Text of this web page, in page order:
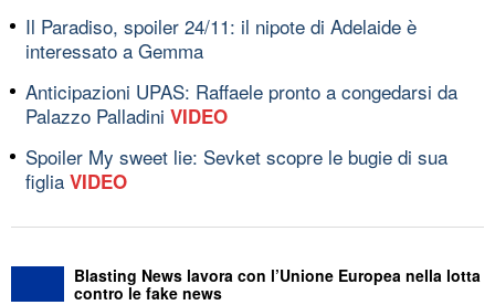
Il Paradiso, spoiler 24/11: il nipote di Adelaide è
interessato a Gemma
Anticipazioni UPAS: Raffaele pronto a congedarsi da
Palazzo Palladini VIDEO
Spoiler My sweet lie: Sevket scopre le bugie di sua
figlia VIDEO
Blasting News lavora con l’Unione Europea nella lotta
contro le fake news